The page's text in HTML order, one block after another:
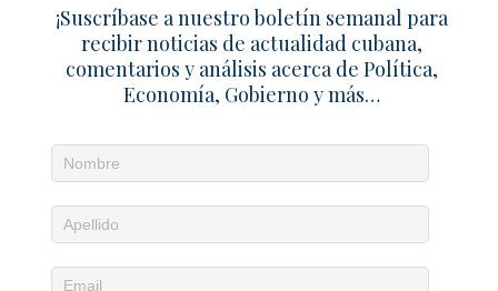
República Dominicana otorga residencia a 1,200 cubanos
en lo que va de 2025 – Cuba en Familia
Deja un comentario
¡Suscríbase a nuestro boletín semanal para
recibir noticias de actualidad cubana,
comentarios y análisis acerca de Política,
Economía, Gobierno y más…